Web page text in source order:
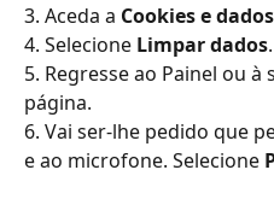
3. Aceda a Cookies e
4. Selecione Limpar dados.
5. Regresse ao Painel ou à
página.
6. Vai ser-lhe pedido que
e ao microfone. Selecione